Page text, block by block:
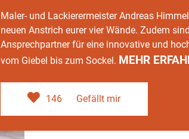
Maler- und Lackierermeister Andreas
neuen Anstrich eurer vier Wände. Zudem
Ansprechpartner für eine innovative und
vom Giebel bis zum Sockel. MEHR
146 Gefällt mir